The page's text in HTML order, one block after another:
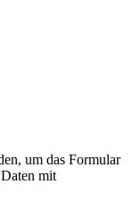
um das Formular
mit